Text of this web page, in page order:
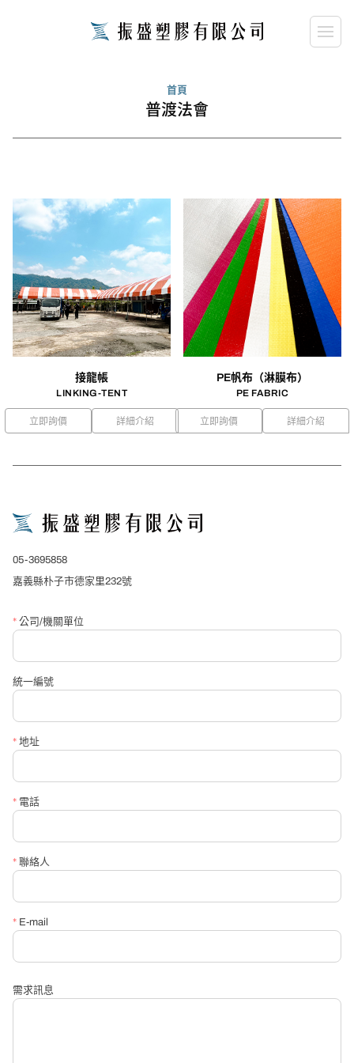
請輸入關鍵字...
search
首頁
普渡法會
接龍帳
LINKING-TENT
立即詢價 詳細介紹
PE帆布（淋膜布）
PE FABRIC
立即詢價 詳細介紹
close
*公司/單位名稱
*請必填詢問內容
05-3695858
嘉義縣朴子市德家里232號
* 公司/機關單位
統一編號
* 地址
* 電話
* 聯絡人
* E-mail
需求訊息